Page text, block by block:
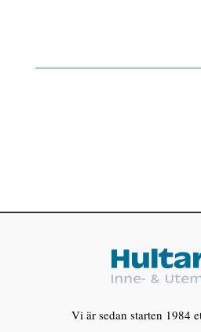
Vi är sedan starten 1984